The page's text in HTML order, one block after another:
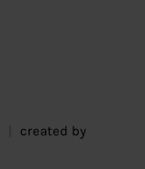
created by